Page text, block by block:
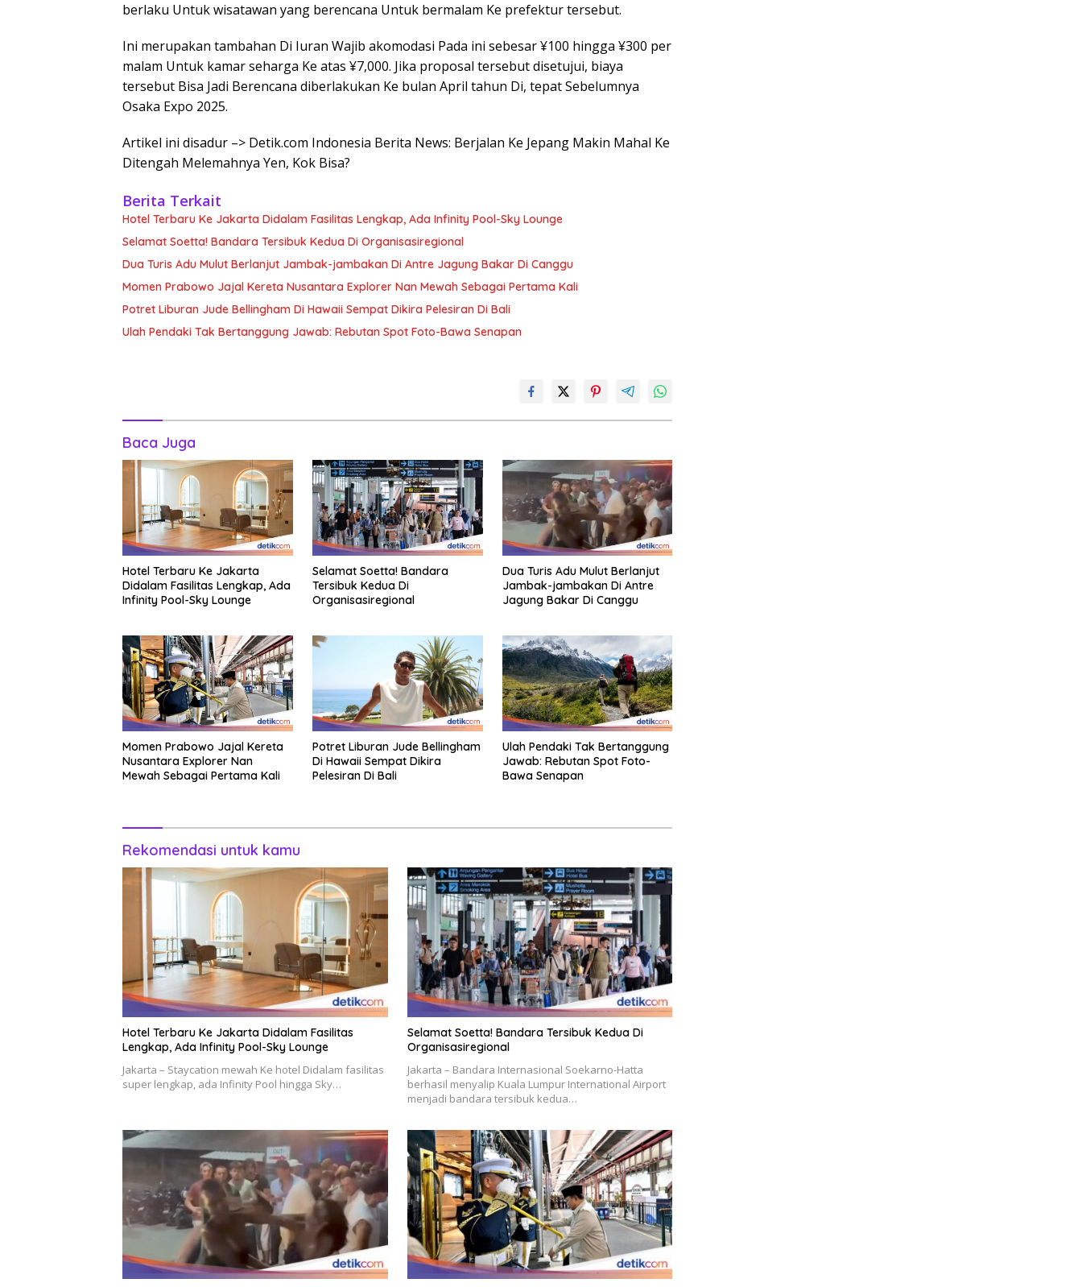
berlaku Untuk wisatawan yang berencana Untuk bermalam Ke prefektur tersebut.
Ini merupakan tambahan Di Iuran Wajib akomodasi Pada ini sebesar ¥100 hingga ¥300 per
malam Untuk kamar seharga Ke atas ¥7,000. Jika proposal tersebut disetujui, biaya
tersebut Bisa Jadi Berencana diberlakukan Ke bulan April tahun Di, tepat Sebelumnya
Osaka Expo 2025.
Artikel ini disadur –> Detik.com Indonesia Berita News: Berjalan Ke Jepang Makin Mahal Ke
Ditengah Melemahnya Yen, Kok Bisa?
Berita Terkait
Hotel Terbaru Ke Jakarta Didalam Fasilitas Lengkap, Ada Infinity Pool-Sky Lounge
Selamat Soetta! Bandara Tersibuk Kedua Di Organisasiregional
Dua Turis Adu Mulut Berlanjut Jambak-jambakan Di Antre Jagung Bakar Di Canggu
Momen Prabowo Jajal Kereta Nusantara Explorer Nan Mewah Sebagai Pertama Kali
Potret Liburan Jude Bellingham Di Hawaii Sempat Dikira Pelesiran Di Bali
Ulah Pendaki Tak Bertanggung Jawab: Rebutan Spot Foto-Bawa Senapan
Baca Juga
Hotel Terbaru Ke Jakarta
Didalam Fasilitas Lengkap, Ada
Infinity Pool-Sky Lounge
Selamat Soetta! Bandara
Tersibuk Kedua Di
Organisasiregional
Dua Turis Adu Mulut Berlanjut
Jambak-jambakan Di Antre
Jagung Bakar Di Canggu
Momen Prabowo Jajal Kereta
Nusantara Explorer Nan
Mewah Sebagai Pertama Kali
Potret Liburan Jude Bellingham
Di Hawaii Sempat Dikira
Pelesiran Di Bali
Ulah Pendaki Tak Bertanggung
Jawab: Rebutan Spot Foto-
Bawa Senapan
Rekomendasi untuk kamu
Hotel Terbaru Ke Jakarta Didalam Fasilitas
Lengkap, Ada Infinity Pool-Sky Lounge
Jakarta – Staycation mewah Ke hotel Didalam fasilitas
super lengkap, ada Infinity Pool hingga Sky…
Selamat Soetta! Bandara Tersibuk Kedua Di
Organisasiregional
Jakarta – Bandara Internasional Soekarno-Hatta
berhasil menyalip Kuala Lumpur International Airport
menjadi bandara tersibuk kedua…